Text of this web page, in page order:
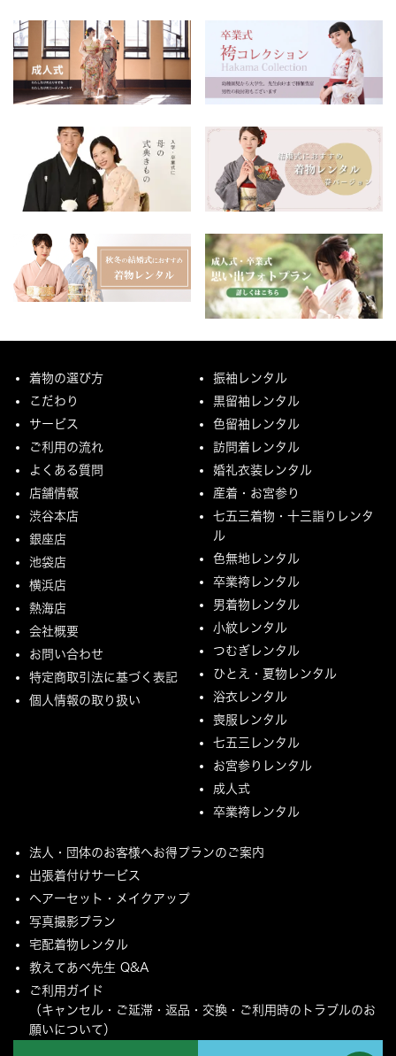
着物の選び方
こだわり
サービス
ご利用の流れ
よくある質問
店舗情報
渋谷本店
銀座店
池袋店
横浜店
熱海店
会社概要
お問い合わせ
特定商取引法に基づく表記
個人情報の取り扱い
振袖レンタル
黒留袖レンタル
色留袖レンタル
訪問着レンタル
婚礼衣装レンタル
産着・お宮参り
七五三着物・十三詣りレンタ
ル
色無地レンタル
卒業袴レンタル
男着物レンタル
小紋レンタル
つむぎレンタル
ひとえ・夏物レンタル
浴衣レンタル
喪服レンタル
七五三レンタル
お宮参りレンタル
成人式
卒業袴レンタル
法人・団体のお客様へお得プランのご案内
出張着付けサービス
ヘアーセット・メイクアップ
写真撮影プラン
宅配着物レンタル
教えてあべ先生 Q&A
ご利用ガイド
（キャンセル・ご延滞・返品・交換・ご利用時のトラブルのお
願いについて）